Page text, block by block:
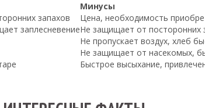
Минусы
запахов
Цена, необходимость
заплесневениеНе защищает от посторонних
Не пропускает воздух, хлеб
Не защищает от насекомых,
Быстрое высыхание,